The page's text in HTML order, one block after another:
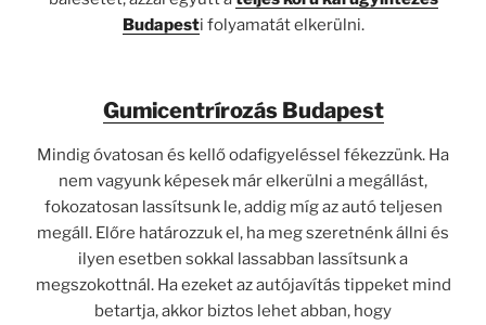
Budapesti folyamatát elkerülni.
Gumicentrírozás Budapest
Mindig óvatosan és kellő odafigyeléssel fékezzünk. Ha
nem vagyunk képesek már elkerülni a megállást,
fokozatosan lassítsunk le, addig míg az autó teljesen
megáll. Előre határozzuk el, ha meg szeretnénk állni és
ilyen esetben sokkal lassabban lassítsunk a
megszokottnál. Ha ezeket az autójavítás tippeket mind
betartja, akkor biztos lehet abban, hogy